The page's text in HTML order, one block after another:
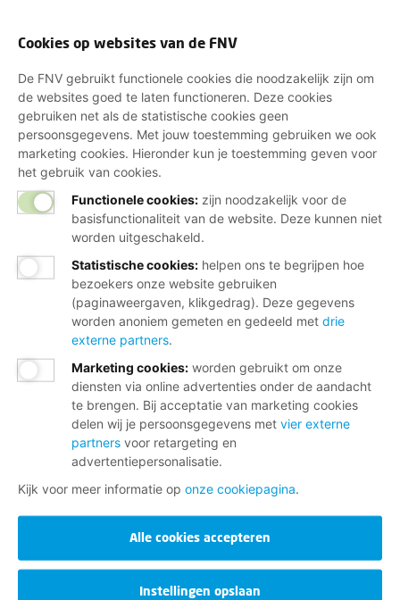
Cookies op websites van de FNV
De FNV gebruikt functionele cookies die noodzakelijk zijn om
de websites goed te laten functioneren. Deze cookies
gebruiken net als de statistische cookies geen
persoonsgegevens. Met jouw toestemming gebruiken we ook
marketing cookies. Hieronder kun je toestemming geven voor
het gebruik van cookies.
Functionele cookies: zijn noodzakelijk voor de
basisfunctionaliteit van de website. Deze kunnen niet
worden uitgeschakeld.
Statistische cookies: helpen ons te begrijpen hoe
bezoekers onze website gebruiken
(paginaweergaven, klikgedrag). Deze gegevens
worden anoniem gemeten en gedeeld met drie
externe partners.
Marketing cookies: worden gebruikt om onze
diensten via online advertenties onder de aandacht
te brengen. Bij acceptatie van marketing cookies
delen wij je persoonsgegevens met vier externe
partners voor retargeting en
advertentiepersonalisatie.
Kijk voor meer informatie op onze cookiepagina.
Alle cookies accepteren
Instellingen opslaan